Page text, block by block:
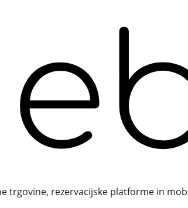
trgovine, rezervacijske platforme in